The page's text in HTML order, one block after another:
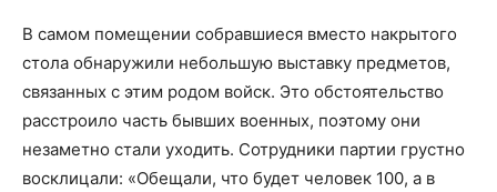
В самом помещении собравшиеся вместо накрытого
стола обнаружили небольшую выставку предметов,
связанных с этим родом войск. Это обстоятельство
расстроило часть бывших военных, поэтому они
незаметно стали уходить. Сотрудники партии грустно
восклицали: «Обещали, что будет человек 100, а в